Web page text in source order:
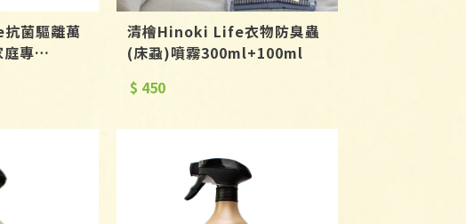
菌驅離萬
專
清檜Hinoki Life衣物防臭蟲
(床蝨)噴霧300ml+100ml
$ 450